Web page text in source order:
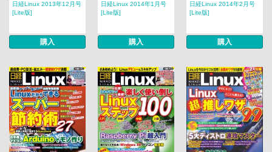
日経Linux 2013年12月号
[Lite版]
購入
日経Linux 2014年1月号
[Lite版]
購入
日経Linux 2014年2月号
[Lite版]
購入